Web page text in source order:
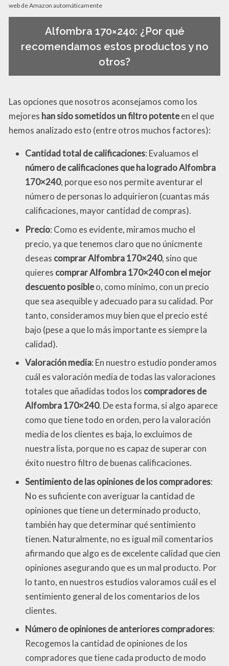
web de Amazon automáticamente
Alfombra 170×240: ¿Por qué
recomendamos estos productos y no
otros?
Las opciones que nosotros aconsejamos como los
mejores han sido sometidos un filtro potenteen el que
hemos analizado esto (entre otros muchos factores):
Cantidad total de calificaciones: Evaluamos el
número de calificaciones que ha logrado Alfombra
170×240, porque eso nos permite aventurar el
número de personas lo adquirieron (cuantas más
calificaciones, mayor cantidad de compras).
Precio: Como es evidente, miramos mucho el
precio, ya que tenemos claro que no únicmente
deseas comprar Alfombra 170×240, sino que
quieres comprar Alfombra 170×240 con el mejor
descuento posibleo, como mínimo, con un precio
que sea asequible y adecuado para su calidad. Por
tanto, consideramos muy bien que el precio esté
bajo (pese a que lo más importante es siempre la
calidad).
Valoración media: En nuestro estudio ponderamos
cuál es valoración media de todas las valoraciones
totales que añadidas todos los compradores de
Alfombra 170×240. De esta forma, si algo aparece
como que tiene todo en orden, pero la valoración
media de los clientes es baja, lo excluimos de
nuestra lista, porque no es capaz de superar con
éxito nuestro filtro de buenas calificaciones.
Sentimiento de las opiniones de los compradores:
No es suficiente con averiguar la cantidad de
opiniones que tiene un determinado producto,
también hay que determinar qué sentimiento
tienen. Naturalmente, no es igual mil comentarios
afirmando que algo es de excelente calidad que cien
opiniones asegurando que es un mal producto. Por
lo tanto, en nuestros estudios valoramos cuál es el
sentimiento general de los comentarios de los
clientes.
Número de opiniones de anteriores compradores:
Recogemos la cantidad de opiniones de los
compradores que tiene cada producto de modo